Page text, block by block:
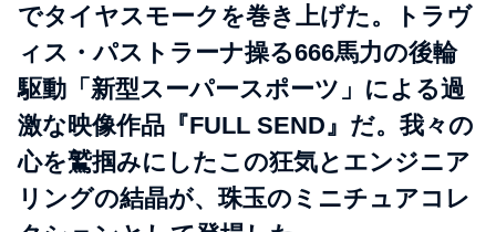
でタイヤスモークを巻き上げた。トラヴ
ィス・パストラーナ操る666馬力の後輪
駆動「新型スーパースポーツ」による過
激な映像作品『FULL SEND』だ。我々の
心を鷲掴みにしたこの狂気とエンジニア
リングの結晶が、珠玉のミニチュアコレ